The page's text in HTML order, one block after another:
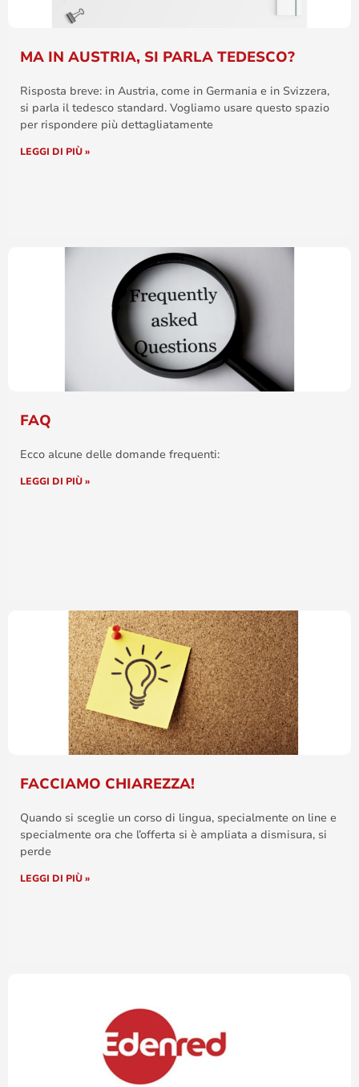
MA IN AUSTRIA, SI PARLA TEDESCO?
Risposta breve: in Austria, come in Germania e in Svizzera,
si parla il tedesco standard. Vogliamo usare questo spazio
per rispondere più dettagliatamente
LEGGI DI PIÙ »
FAQ
Ecco alcune delle domande frequenti:
LEGGI DI PIÙ »
FACCIAMO CHIAREZZA!
Quando si sceglie un corso di lingua, specialmente on line e
specialmente ora che l’offerta si è ampliata a dismisura, si
perde
LEGGI DI PIÙ »